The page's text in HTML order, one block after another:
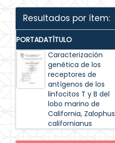
Resultados por ítem:
PORTADATÍTULO
Caracterización
genética de los
receptores de
antígenos de los
linfocitos T y B del
lobo marino de
California, Zalophus
californianus